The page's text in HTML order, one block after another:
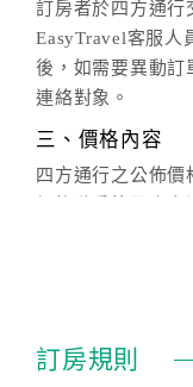
訂房者於四方通行
EasyTravel客服人
後，如需要異動訂
連絡對象。
三、價格內容
四方通行之公佈
價」之當日價格為
話方式異動訂單。
訂房規則